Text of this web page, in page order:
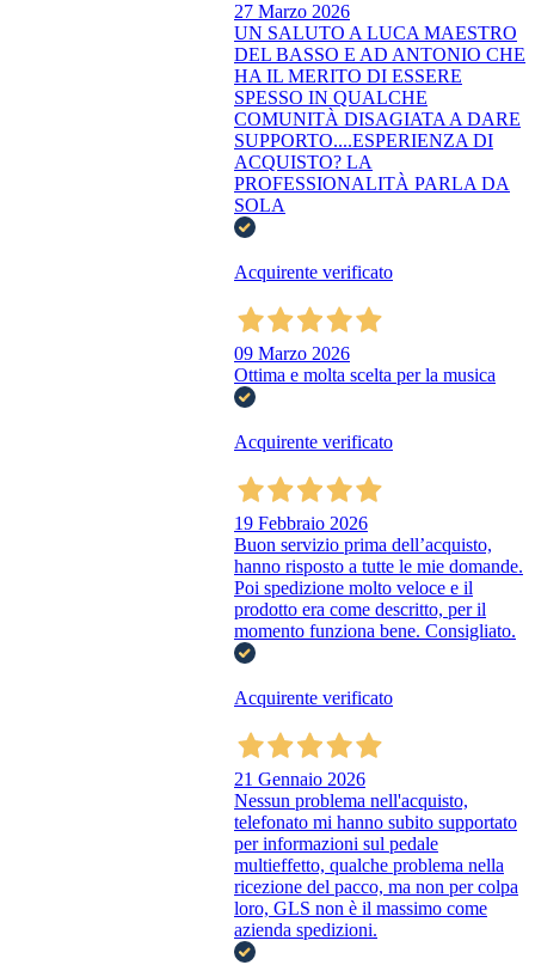
27 Marzo 2026
UN SALUTO A LUCA MAESTRO
DEL BASSO E AD ANTONIO CHE
HA IL MERITO DI ESSERE
SPESSO IN QUALCHE
COMUNITÀ DISAGIATA A DARE
SUPPORTO....ESPERIENZA DI
ACQUISTO? LA
PROFESSIONALITÀ PARLA DA
SOLA
Acquirente verificato
09 Marzo 2026
Ottima e molta scelta per la musica
Acquirente verificato
19 Febbraio 2026
Buon servizio prima dell’acquisto,
hanno risposto a tutte le mie domande.
Poi spedizione molto veloce e il
prodotto era come descritto, per il
momento funziona bene. Consigliato.
Acquirente verificato
21 Gennaio 2026
Nessun problema nell'acquisto,
telefonato mi hanno subito supportato
per informazioni sul pedale
multieffetto, qualche problema nella
ricezione del pacco, ma non per colpa
loro, GLS non è il massimo come
azienda spedizioni.